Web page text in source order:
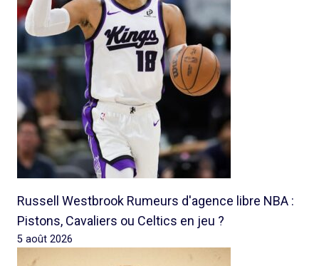
Russell Westbrook Rumeurs d'agence libre NBA :
Pistons, Cavaliers ou Celtics en jeu ?
5 août 2026